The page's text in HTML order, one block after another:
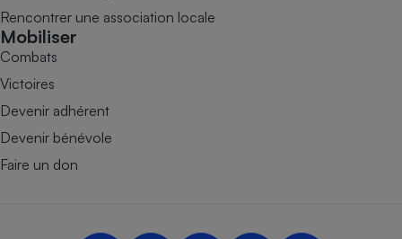
Rencontrer une association locale
Mobiliser
Combats
Victoires
Devenir adhérent
Devenir bénévole
Faire un don